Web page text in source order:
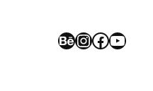
Behance InstagramFacebook YouTube